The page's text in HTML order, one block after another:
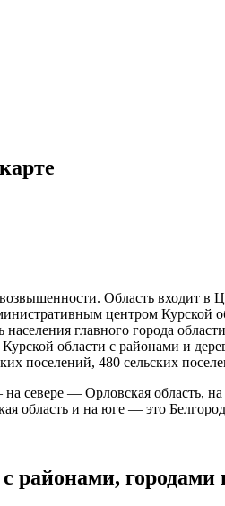
Область входит
центром Курской
главного города
области с районами и
поселений, 480 сельских
севере — Орловская область,
область и на юге — это
районами, городами